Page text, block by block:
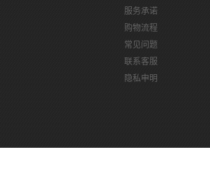
服务承诺
购物流程
常见问题
联系客服
隐私申明